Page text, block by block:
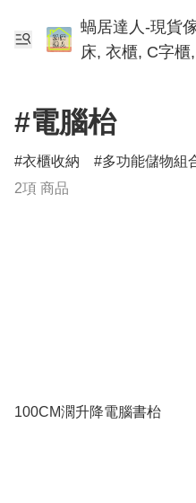
蝸居達人-現貨
床, 衣櫃, C字櫃
#電腦枱
衣櫃收納 多功能儲物組
2項 商品
100CM濶升降電腦書枱